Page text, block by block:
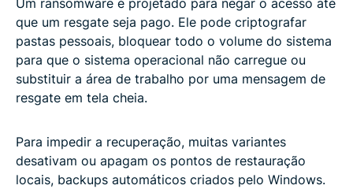
que um resgate seja pago. Ele pode criptografar
pastas pessoais, bloquear todo o volume do sistema
para que o sistema operacional não carregue ou
substituir a área de trabalho por uma mensagem de
resgate em tela cheia.
Para impedir a recuperação, muitas variantes
desativam ou apagam os pontos de restauração
locais, backups automáticos criados pelo Windows.